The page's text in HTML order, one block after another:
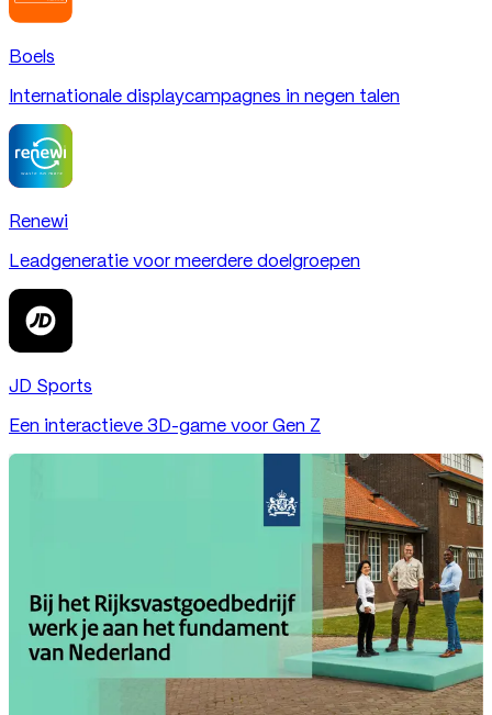
Boels
Internationale displaycampagnes in negen talen
Renewi
Leadgeneratie voor meerdere doelgroepen
JD Sports
Een interactieve 3D-game voor Gen Z